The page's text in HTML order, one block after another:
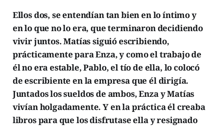
Ellos dos, se entendían tan bien en lo íntimo y
en lo que no lo era, que terminaron decidiendo
vivir juntos. Matías siguió escribiendo,
prácticamente para Enza, y como el trabajo de
él no era estable, Pablo, el tío de ella, lo colocó
de escribiente en la empresa que él dirigía.
Juntados los sueldos de ambos, Enza y Matías
vivían holgadamente. Y en la práctica él creaba
libros para que los disfrutase ella y resignado